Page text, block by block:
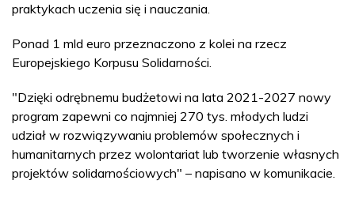
praktykach uczenia się i nauczania.
Ponad 1 mld euro przeznaczono z kolei na rzecz
Europejskiego Korpusu Solidarności.
"Dzięki odrębnemu budżetowi na lata 2021-2027 nowy
program zapewni co najmniej 270 tys. młodych ludzi
udział w rozwiązywaniu problemów społecznych i
humanitarnych przez wolontariat lub tworzenie własnych
projektów solidarnościowych" – napisano w komunikacie.